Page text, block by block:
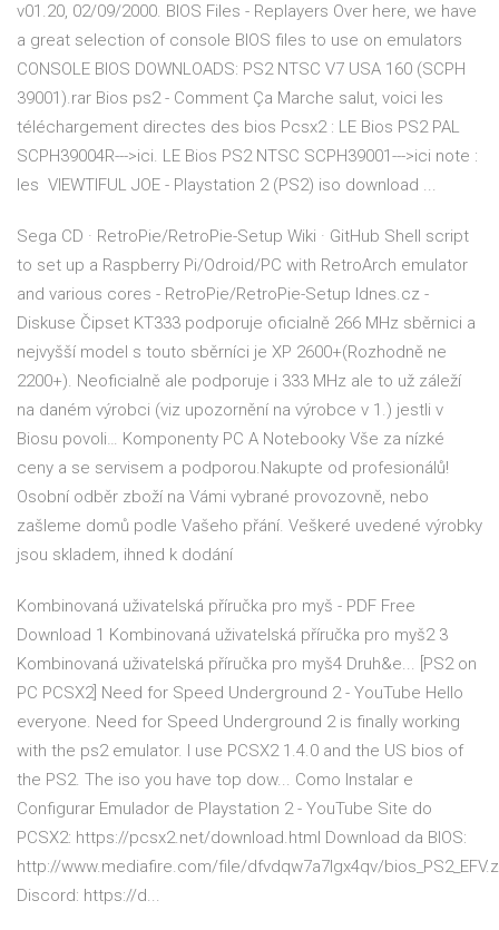
v01.20, 02/09/2000. BIOS Files - Replayers Over here, we have
a great selection of console BIOS files to use on emulators
CONSOLE BIOS DOWNLOADS: PS2 NTSC V7 USA 160 (SCPH
39001).rar Bios ps2 - Comment Ça Marche salut, voici les
téléchargement directes des bios Pcsx2 : LE Bios PS2 PAL
SCPH39004R--->ici. LE Bios PS2 NTSC SCPH39001--->ici note :
les VIEWTIFUL JOE - Playstation 2 (PS2) iso download ...
Sega CD · RetroPie/RetroPie-Setup Wiki · GitHub Shell script
to set up a Raspberry Pi/Odroid/PC with RetroArch emulator
and various cores - RetroPie/RetroPie-Setup Idnes.cz -
Diskuse Čipset KT333 podporuje oficialně 266 MHz sběrnici a
nejvyšší model s touto sběrníci je XP 2600+(Rozhodně ne
2200+). Neoficialně ale podporuje i 333 MHz ale to už záleží
na daném výrobci (viz upozornění na výrobce v 1.) jestli v
Biosu povoli… Komponenty PC A Notebooky Vše za nízké
ceny a se servisem a podporou.Nakupte od profesionálů!
Osobní odběr zboží na Vámi vybrané provozovně, nebo
zašleme domů podle Vašeho přání. Veškeré uvedené výrobky
jsou skladem, ihned k dodání
Kombinovaná uživatelská příručka pro myš - PDF Free
Download 1 Kombinovaná uživatelská příručka pro myš2 3
Kombinovaná uživatelská příručka pro myš4 Druh&e... [PS2 on
PC PCSX2] Need for Speed Underground 2 - YouTube Hello
everyone. Need for Speed Underground 2 is finally working
with the ps2 emulator. I use PCSX2 1.4.0 and the US bios of
the PS2. The iso you have top dow... Como Instalar e
Configurar Emulador de Playstation 2 - YouTube Site do
PCSX2: https://pcsx2.net/download.html Download da BIOS:
http://www.mediafire.com/file/dfvdqw7a7lgx4qv/
Discord: https://d...